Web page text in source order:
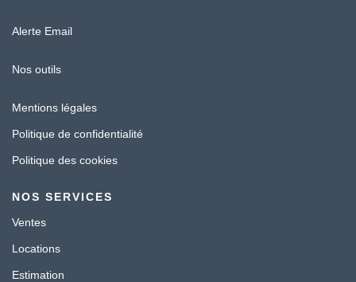
Alerte Email
Nos outils
Mentions légales
Politique de confidentialité
Politique des cookies
NOS SERVICES
Ventes
Locations
Estimation